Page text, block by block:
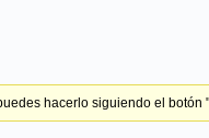
hacerlo siguiendo el